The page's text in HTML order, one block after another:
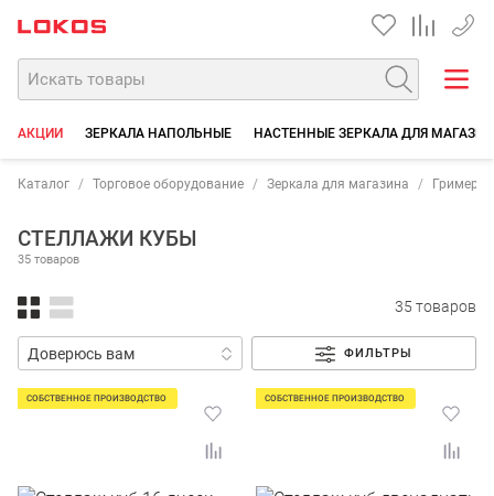
+7
АКЦИИ ЗЕРКАЛА НАПОЛЬНЫЕ НАСТЕННЫЕ ЗЕРКАЛА ДЛЯ
Каталог Торговое оборудование Зеркала для магазина
СТЕЛЛАЖИ КУБЫ
35 товаров
35 товаров
ФИЛЬТРЫ
СОБСТВЕННОЕ ПРОИЗВОДСТВО СОБСТВЕННОЕ ПРОИЗВОДСТВО